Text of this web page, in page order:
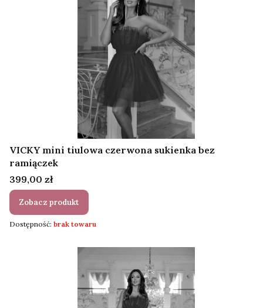
VICKY mini tiulowa czerwona sukienka bez
ramiączek
Cena
399,00 zł
Zobacz produkt
Dostępność: brak towaru